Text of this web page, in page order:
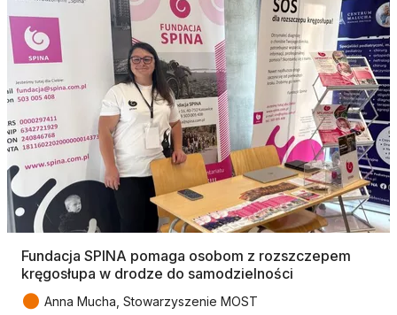
Fundacja SPINA pomaga osobom z rozszczepem
kręgosłupa w drodze do samodzielności
● Anna Mucha, Stowarzyszenie MOST